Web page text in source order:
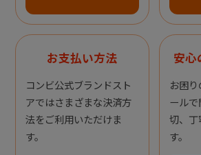
お支払い方法
コンビ公式ブランドスト
アではさまざまな決済方
法をご利用いただけま
す。
安心
お困
ール
切、丁
す。